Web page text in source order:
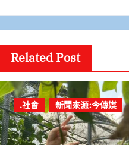
Related Post
.社會 新聞來源:今傳媒